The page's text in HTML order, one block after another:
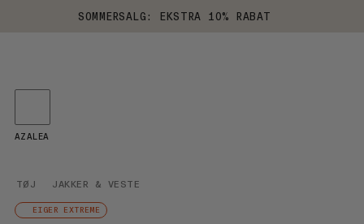
SOMMERSALG: EKSTRA 10% RABAT
TØJ JAKKER & VESTE
EIGER EXTREME
AZALEA